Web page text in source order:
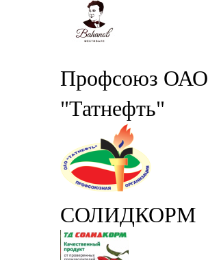
Профсоюз ОАО
"Татнефть"
СОЛИДКОРМ